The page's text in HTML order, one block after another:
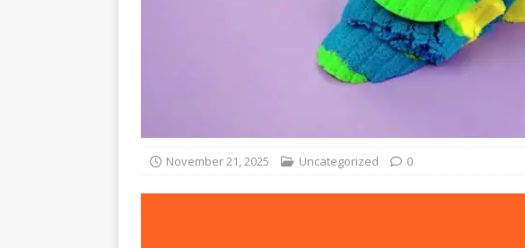
November 21, 2025 Uncategorized 0